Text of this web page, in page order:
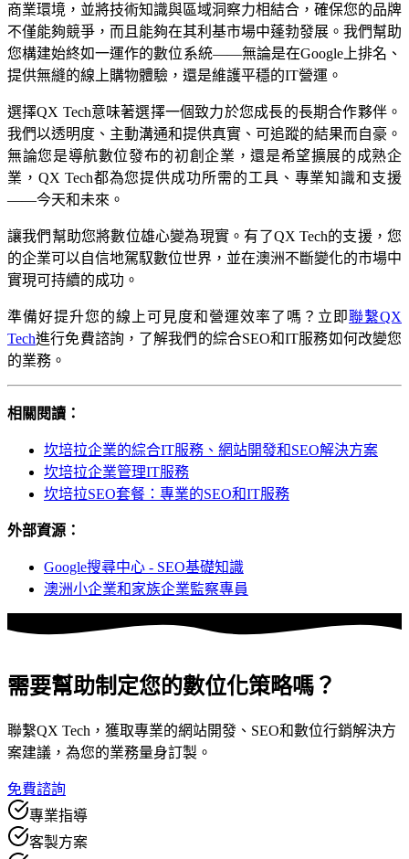
商業環境，並將技術知識與區域洞察力相結合，確保您的品牌
不僅能夠競爭，而且能夠在其利基市場中蓬勃發展。我們幫助
您構建始終如一運作的數位系統——無論是在Google上排名、
提供無縫的線上購物體驗，還是維護平穩的IT營運。
選擇QX Tech意味著選擇一個致力於您成長的長期合作夥伴。
我們以透明度、主動溝通和提供真實、可追蹤的結果而自豪。
無論您是導航數位發布的初創企業，還是希望擴展的成熟企
業，QX Tech都為您提供成功所需的工具、專業知識和支援
——今天和未來。
讓我們幫助您將數位雄心變為現實。有了QX Tech的支援，您
的企業可以自信地駕馭數位世界，並在澳洲不斷變化的市場中
實現可持續的成功。
準備好提升您的線上可見度和營運效率了嗎？立即聯繫QX
Tech進行免費諮詢，了解我們的綜合SEO和IT服務如何改變您
的業務。
相關閱讀：
坎培拉企業的綜合IT服務、網站開發和SEO解決方案
坎培拉企業管理IT服務
坎培拉SEO套餐：專業的SEO和IT服務
外部資源：
Google搜尋中心 - SEO基礎知識
澳洲小企業和家族企業監察專員
需要幫助制定您的數位化策略嗎？
聯繫QX Tech，獲取專業的網站開發、SEO和數位行銷解決方
案建議，為您的業務量身訂製。
免費諮詢
專業指導
客製方案